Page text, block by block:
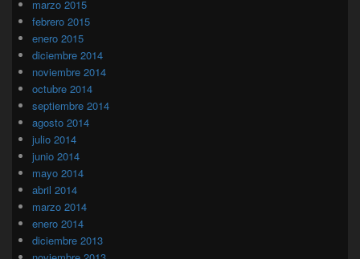
marzo 2015
febrero 2015
enero 2015
diciembre 2014
noviembre 2014
octubre 2014
septiembre 2014
agosto 2014
julio 2014
junio 2014
mayo 2014
abril 2014
marzo 2014
enero 2014
diciembre 2013